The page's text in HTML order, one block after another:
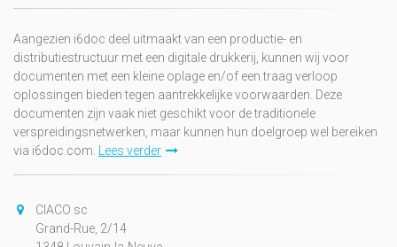
Aangezien i6doc deel uitmaakt van een productie- en
distributiestructuur met een digitale drukkerij, kunnen wij voor
documenten met een kleine oplage en/of een traag verloop
oplossingen bieden tegen aantrekkelijke voorwaarden. Deze
documenten zijn vaak niet geschikt voor de traditionele
verspreidingsnetwerken, maar kunnen hun doelgroep wel bereiken
via i6doc.com. Lees verder
CIACO sc
Grand-Rue, 2/14